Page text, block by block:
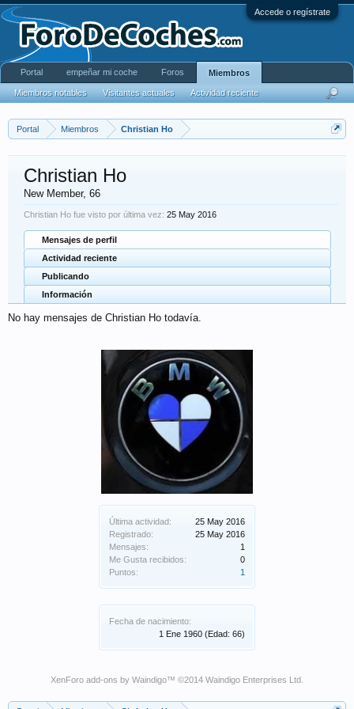
Accede o regístrate
Portal Miembros Christian Ho
Última actividad:
25 May 2016
Registrado:
25 May 2016
Mensajes:
1
Me Gusta recibidos:
0
Puntos:
1
Fecha de nacimiento:
1 Ene 1960 (Edad: 66)
Christian Ho
New Member, 66
Christian Ho fue visto por última vez: 25 May 2016
Mensajes de perfil
Actividad reciente
Publicando
Información
No hay mensajes de Christian Ho todavía.
XenForo add-ons by Waindigo™ ©2014 Waindigo Enterprises Ltd
Portal empeñar mi coche Foros Miembros
Miembros notables Visitantes actuales Actividad reciente